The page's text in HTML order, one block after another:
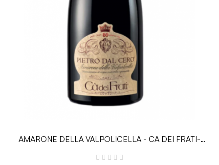
AMARONE DELLA VALPOLICELLA - CA DEI FRATI-